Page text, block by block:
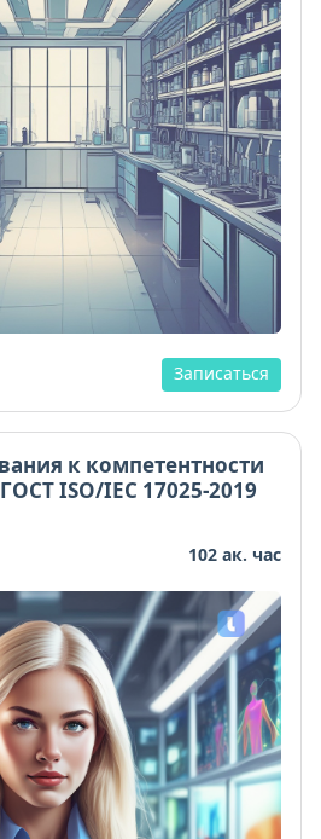
Записаться
к компетентности
ISO/IEC 17025-2019
102 ак. час